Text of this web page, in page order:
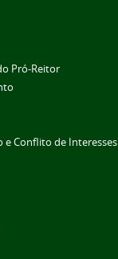
Pró-Reitor
e Conflito de Interesses